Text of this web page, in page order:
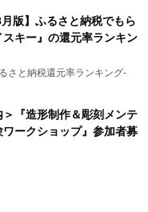
月版】ふるさと納税でもら
スキー』の還元率ランキン
さと納税還元率ランキング-
＞『造形制作＆彫刻メンテ
ークショップ』参加者募